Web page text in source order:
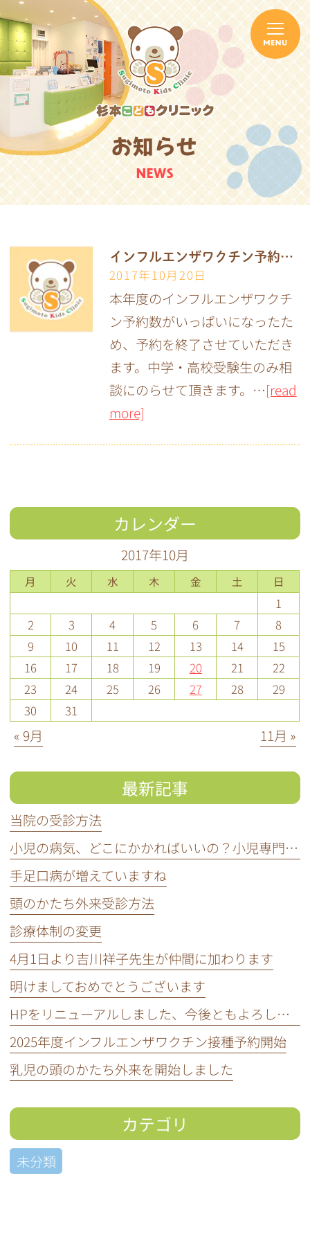
お知らせ
NEWS
インフルエンザワクチン予約終了
2017年10月20日
本年度のインフルエンザワクチ
ン予約数がいっぱいになったた
め、予約を終了させていただき
ます。中学・高校受験生のみ相
談にのらせて頂きます。…[read
more]
カレンダー
2017年10月
月 火 水 木 金 土 日
1
2
3 4 5 6 7
8
9
10 11 12 13 14
15
16
17 18 19 20 21
22
23
24 25 26 27 28
29
30
31
« 9月 11月 »
最新記事
当院の受診方法
小児の病気、どこにかかればいいの？小児専門医って知ってる？
手足口病が増えていますね
頭のかたち外来受診方法
診療体制の変更
4月1日より吉川祥子先生が仲間に加わります
明けましておめでとうございます
HPをリニューアルしました、今後ともよろしくお願いいたします。
2025年度インフルエンザワクチン接種予約開始
乳児の頭のかたち外来を開始しました
カテゴリ
未分類